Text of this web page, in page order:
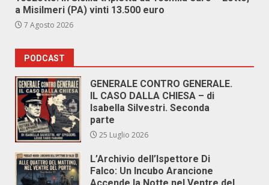
a Misilmeri (PA) vinti 13.500 euro
7 Agosto 2026
PODCAST
GENERALE CONTRO GENERALE.
IL CASO DALLA CHIESA – di
Isabella Silvestri. Seconda
parte
25 Luglio 2026
L’Archivio dell’Ispettore Di
Falco: Un Incubo Arancione